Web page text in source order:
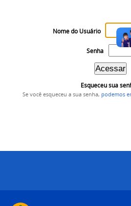
Nome do Usuário
Senha
Esqueceu sua
Se você esqueceu a sua senha, podemos